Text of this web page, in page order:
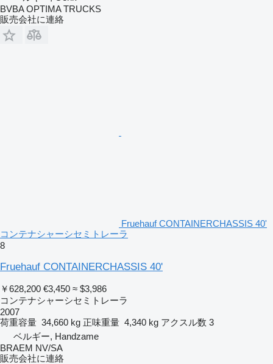
BVBA OPTIMA TRUCKS
販売会社に連絡
Fruehauf CONTAINERCHASSIS 40'
コンテナシャーシセミトレーラ
8
Fruehauf CONTAINERCHASSIS 40'
￥628,200 €3,450 ≈ $3,986
コンテナシャーシセミトレーラ
2007
荷重容量 34,660 kg 正味重量 4,340 kg アクスル数 3
ベルギー, Handzame
BRAEM NV/SA
販売会社に連絡